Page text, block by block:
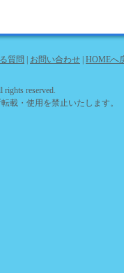
質問 お問い合わせ HOMEへ
rights reserved.
載・使用を禁止いたします。